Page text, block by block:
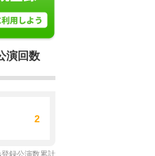
演回数
2
録公演数累計